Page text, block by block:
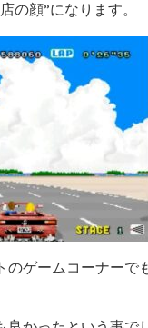
の顔”になります。
のゲームコーナーで